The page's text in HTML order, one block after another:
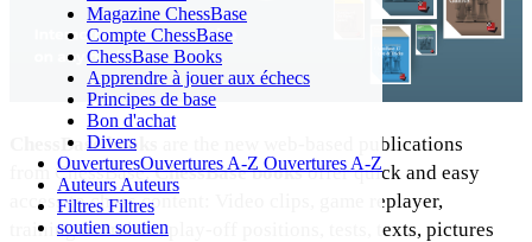
Magazine ChessBase
Compte ChessBase
ChessBase Books
Apprendre à jouer aux échecs
Principes de base
Bon d'achat
Divers
OuverturesOuvertures A-Z Ouvertures A-Z
Auteurs Auteurs
Filtres Filtres
soutien soutien
ChessBase books
are the new web-based publications
from ChessBase.ChessBase booksoffer quick and easy
access to chess content: Video clips, game replayer,
training exercises, play-off positions, tests, texts, pictures